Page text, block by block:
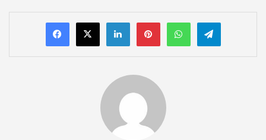
LinkedInPinterestWhatsAppTelegram